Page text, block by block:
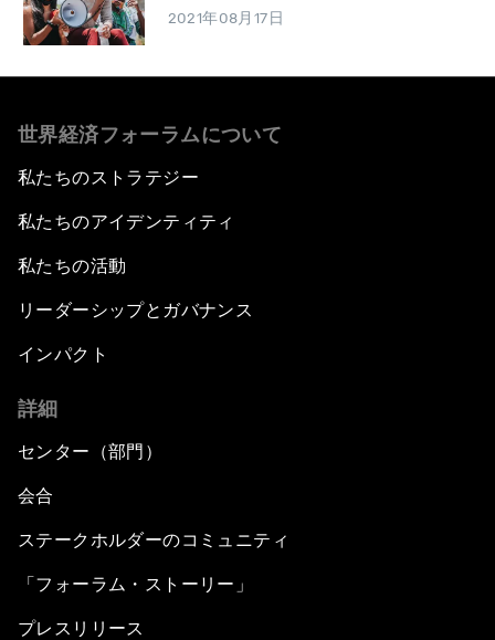
2021年08月17日
世界経済フォーラムについて
私たちのストラテジー
私たちのアイデンティティ
私たちの活動
リーダーシップとガバナンス
インパクト
詳細
センター（部門）
会合
ステークホルダーのコミュニティ
「フォーラム・ストーリー」
プレスリリース